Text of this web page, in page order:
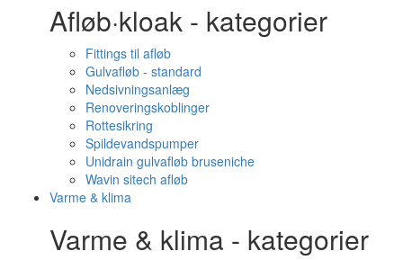
Afløb·kloak - kategorier
Fittings til afløb
Gulvafløb - standard
Nedsivningsanlæg
Renoveringskoblinger
Rottesikring
Spildevandspumper
Unidrain gulvafløb bruseniche
Wavin sitech afløb
Varme & klima
Varme & klima - kategorier